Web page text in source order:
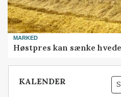
MARKED
Høstpres kan sænke
KALENDER